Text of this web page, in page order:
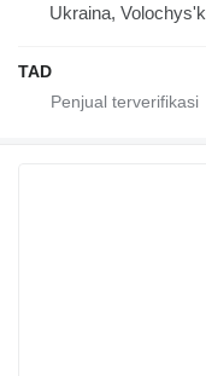
Ukraina, Volochys'k
TAD